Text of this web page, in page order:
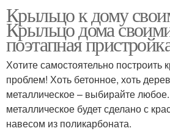
Крыльцо к дому
Крыльцо дома
поэтапная
Хотите самостоятельно построить
проблем! Хоть бетонное, хоть
металлическое – выбирайте
металлическое будет сделано с
навесом из поликарбоната.